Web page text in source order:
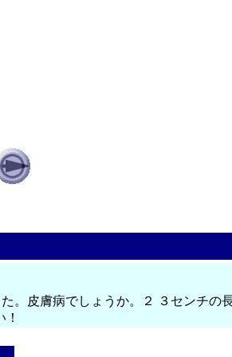
。皮膚病でしょうか。２ ３センチの